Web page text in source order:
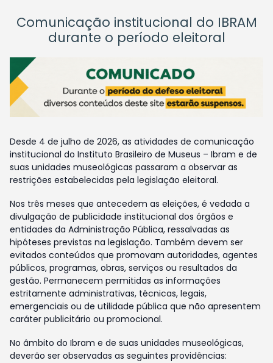
Comunicação institucional do IBRAM
durante o período eleitoral
Desde 4 de julho de 2026, as atividades de comunicação
institucional do Instituto Brasileiro de Museus – Ibram e de
suas unidades museológicas passaram a observar as
restrições estabelecidas pela legislação eleitoral.
Nos três meses que antecedem as eleições, é vedada a
divulgação de publicidade institucional dos órgãos e
entidades da Administração Pública, ressalvadas as
hipóteses previstas na legislação. Também devem ser
evitados conteúdos que promovam autoridades, agentes
públicos, programas, obras, serviços ou resultados da
gestão. Permanecem permitidas as informações
estritamente administrativas, técnicas, legais,
emergenciais ou de utilidade pública que não apresentem
caráter publicitário ou promocional.
No âmbito do Ibram e de suas unidades museológicas,
deverão ser observadas as seguintes providências: